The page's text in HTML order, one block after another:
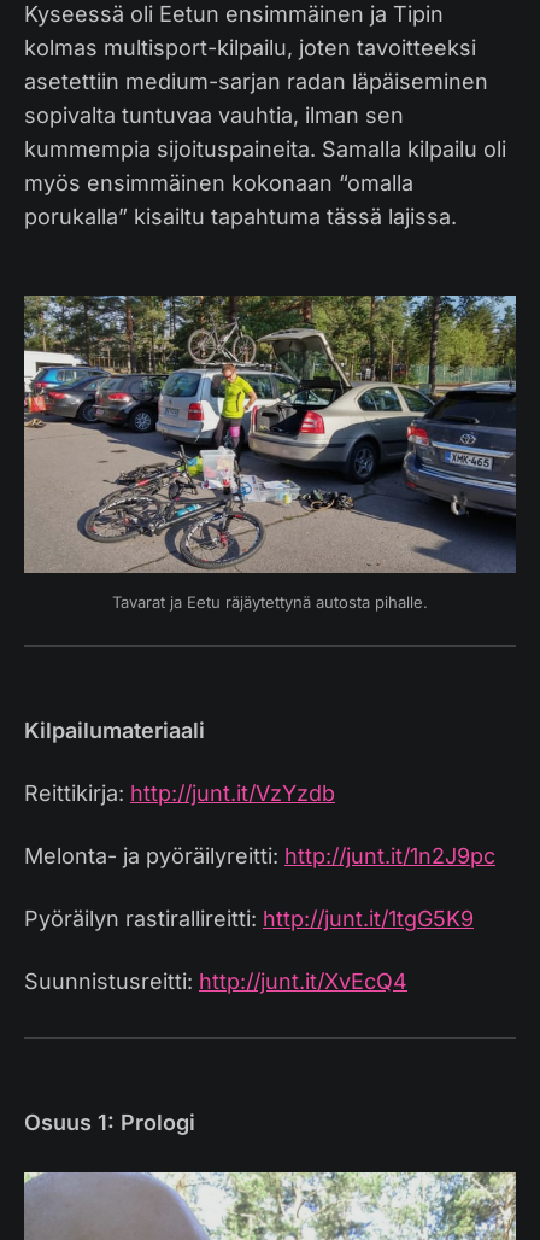
Kyseessä oli Eetun ensimmäinen ja Tipin
kolmas multisport-kilpailu, joten tavoitteeksi
asetettiin medium-sarjan radan läpäiseminen
sopivalta tuntuvaa vauhtia, ilman sen
kummempia sijoituspaineita. Samalla kilpailu oli
myös ensimmäinen kokonaan “omalla
porukalla” kisailtu tapahtuma tässä lajissa.
Tavarat ja Eetu räjäytettynä autosta pihalle.
Kilpailumateriaali
Reittikirja: http://junt.it/VzYzdb
Melonta- ja pyöräilyreitti: http://junt.it/1n2J9pc
Pyöräilyn rastirallireitti: http://junt.it/1tgG5K9
Suunnistusreitti: http://junt.it/XvEcQ4
Osuus 1: Prologi